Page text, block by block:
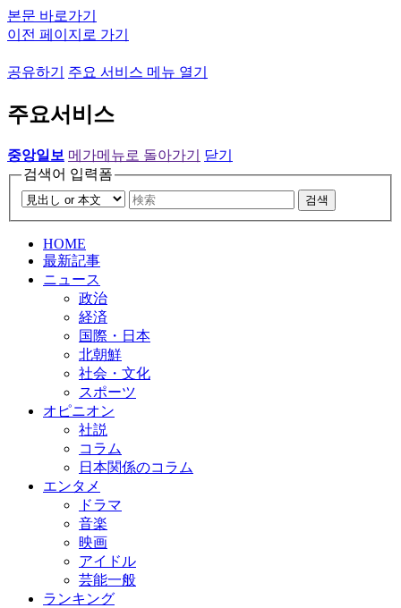
본문 바로가기
이전 페이지로 가기
공유하기 주요 서비스 메뉴 열기
주요서비스
중앙일보 메가메뉴로 돌아가기
닫기
검색어 입력폼
검색
HOME
最新記事
ニュース
政治
経済
国際・日本
北朝鮮
社会・文化
スポーツ
オピニオン
社説
コラム
日本関係のコラム
エンタメ
ドラマ
音楽
映画
アイドル
芸能一般
ランキング